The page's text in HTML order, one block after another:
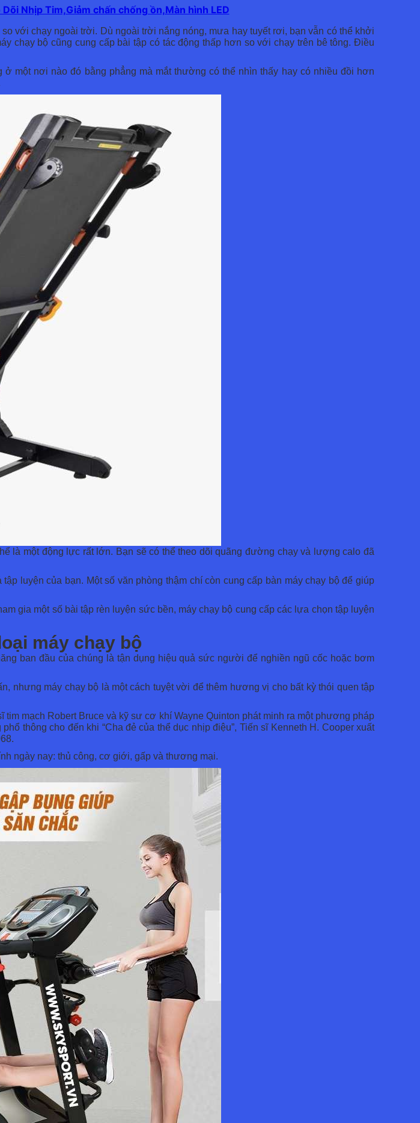
Nhịp Tim,Giảm chấn chống ồn,Màn hình LED
với chạy ngoài trời. Dù ngoài trời nắng nóng, mưa hay tuyết rơi, bạn vẫn có thể khởi
chạy bộ cũng cung cấp bài tập có tác động thấp hơn so với chạy trên bê tông. Điều
một nơi nào đó bằng phẳng mà mắt thường có thể nhìn thấy hay có nhiều đồi hơn
là một động lực rất lớn. Bạn sẽ có thể theo dõi quãng đường chạy và lượng calo đã
luyện của bạn. Một số văn phòng thậm chí còn cung cấp bàn máy chạy bộ để giúp
gia một số bài tập rèn luyện sức bền, máy chạy bộ cung cấp các lựa chọn tập luyện
máy chạy bộ
ban đầu của chúng là tận dụng hiệu quả sức người để nghiền ngũ cốc hoặc bơm
nhưng máy chạy bộ là một cách tuyệt vời để thêm hương vị cho bất kỳ thói quen tập
mạch Robert Bruce và kỹ sư cơ khí Wayne Quinton phát minh ra một phương pháp
thông cho đến khi “Cha đẻ của thể dục nhịp điệu”, Tiến sĩ Kenneth H. Cooper xuất
ngày nay: thủ công, cơ giới, gấp và thương mại.